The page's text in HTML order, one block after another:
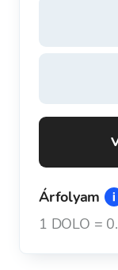
Árfolyam
1 DOLO =